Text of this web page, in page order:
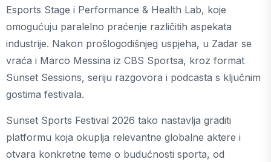
Esports Stage i Performance & Health Lab, koje
omogućuju paralelno praćenje različitih aspekata
industrije. Nakon prošlogodišnjeg uspjeha, u Zadar se
vraća i Marco Messina iz CBS Sportsa, kroz format
Sunset Sessions, seriju razgovora i podcasta s ključnim
gostima festivala.
Sunset Sports Festival 2026 tako nastavlja graditi
platformu koja okuplja relevantne globalne aktere i
otvara konkretne teme o budućnosti sporta, od